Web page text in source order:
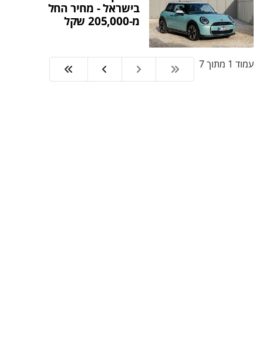
בישראל - מחיר החל
מ-205,000 שקל
עמוד 1 מתוך 7